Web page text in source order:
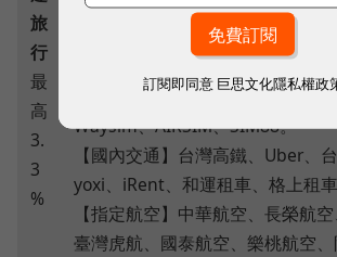
旅
行
最
高
3.
3
%
【國內旅行社】易遊網、雄獅、
福、燦星、山富、長汎假期、鳳
【WiFi租借】173WIFI、JetFi
Waysim、AIRSIM、SIM88。
【國內交通】台灣高鐵、Uber、
yoxi、iRent、和運租車、格上租車
【指定航空】中華航空、長榮航空
臺灣虎航、國泰航空、樂桃航空、
訂閱即同意 巨思文化隱私權政